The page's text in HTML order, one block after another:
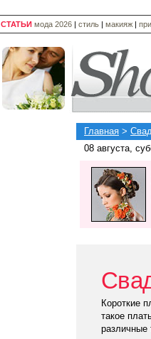
СТАТЬИ мода 2026 | стиль | макияж |
Главная >
08 августа,
Короткие
такое
различные